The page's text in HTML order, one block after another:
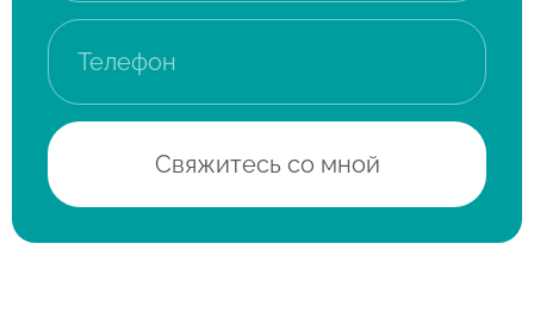
Свяжитесь со мной